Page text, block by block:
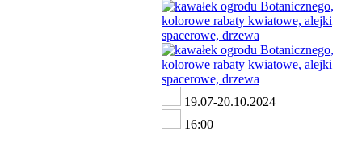
19.07-20.10.2024
16:00